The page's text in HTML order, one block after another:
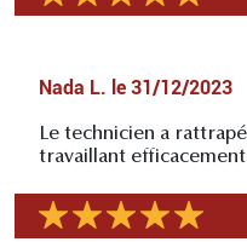
Nada L. le 31/12/2023
Le technicien a
travaillant efficacement